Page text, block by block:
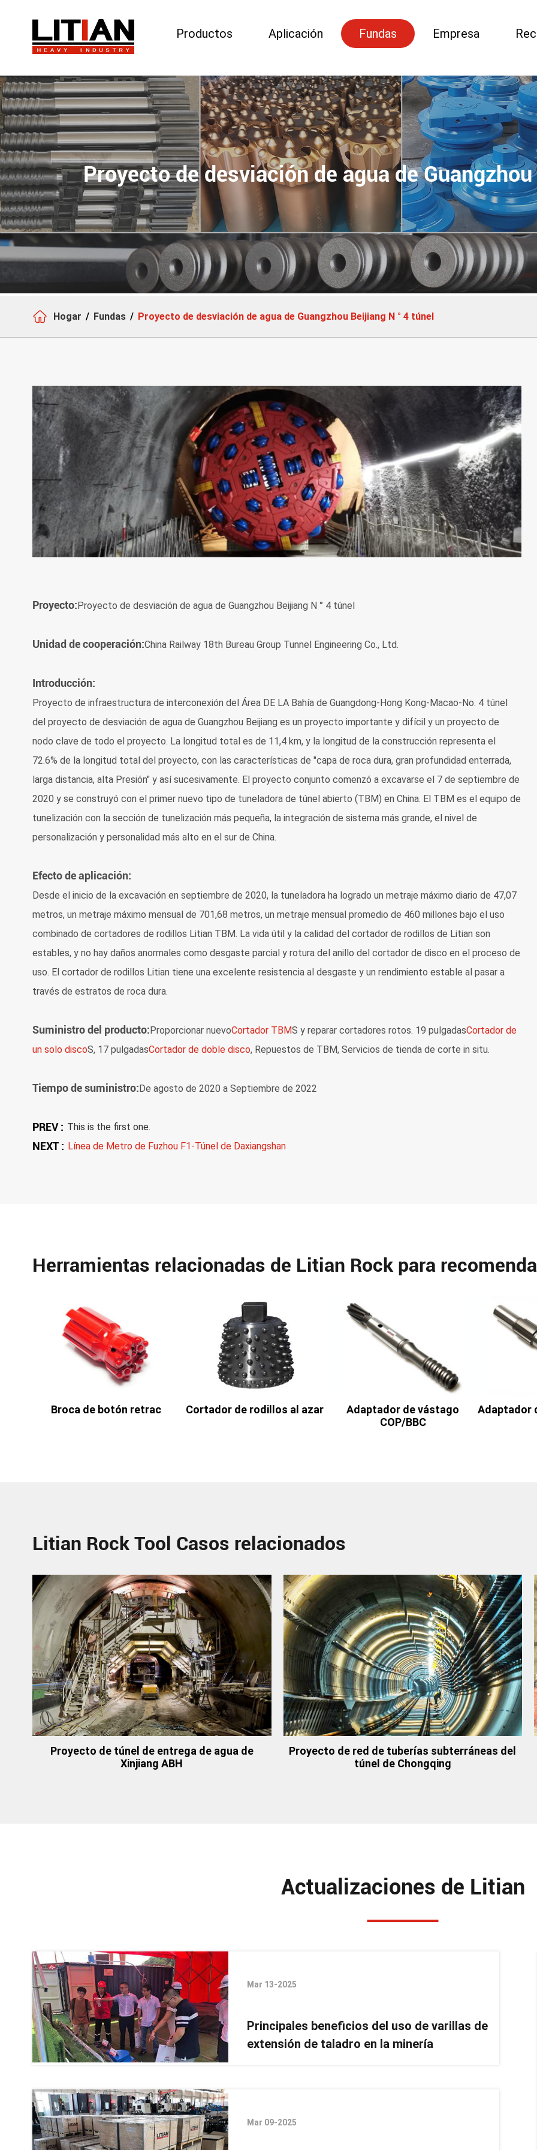
Productos Aplicación Fundas Empresa
HEADER_MOBILE_SEARCH
Proyecto de desviación de agua de
 Hogar Fundas Proyecto de desviación de agua de Guangzhou Beijiang N ° 4 túnel
Proyecto:Proyecto de desviación de agua de Guangzhou Beijiang N ° 4 túnel
Unidad de cooperación:China Railway 18th Bureau Group Tunnel Engineering Co., Ltd.
Introducción:
Proyecto de infraestructura de interconexión del Área DE LA Bahía de Guangdong-Hong Kong-Macao-No. 4 túnel
del proyecto de desviación de agua de Guangzhou Beijiang es un proyecto importante y difícil y un proyecto de
nodo clave de todo el proyecto. La longitud total es de 11,4 km, y la longitud de la construcción representa el
72.6% de la longitud total del proyecto, con las características de "capa de roca dura, gran profundidad enterrada,
larga distancia, alta Presión" y así sucesivamente. El proyecto conjunto comenzó a excavarse el 7 de septiembre de
2020 y se construyó con el primer nuevo tipo de tuneladora de túnel abierto (TBM) en China. El TBM es el equipo de
tunelización con la sección de tunelización más pequeña, la integración de sistema más grande, el nivel de
personalización y personalidad más alto en el sur de China.
Efecto de aplicación:
Desde el inicio de la excavación en septiembre de 2020, la tuneladora ha logrado un metraje máximo diario de 47,07
metros, un metraje máximo mensual de 701,68 metros, un metraje mensual promedio de 460 millones bajo el uso
combinado de cortadores de rodillos Litian TBM. La vida útil y la calidad del cortador de rodillos de Litian son
estables, y no hay daños anormales como desgaste parcial y rotura del anillo del cortador de disco en el proceso de
uso. El cortador de rodillos Litian tiene una excelente resistencia al desgaste y un rendimiento estable al pasar a
través de estratos de roca dura.
Suministro del producto:Proporcionar nuevoCortador TBMS y reparar cortadores rotos. 19 pulgadasCortador de
un solo discoS, 17 pulgadasCortador de doble disco, Repuestos de TBM, Servicios de tienda de corte in situ.
Tiempo de suministro:De agosto de 2020 a Septiembre de 2022
PREV : This is the first one.
NEXT : Línea de Metro de Fuzhou F1-Túnel de Daxiangshan
Herramientas relacionadas de Litian Rock para
Broca de botón retrac Cortador de rodillos al azar
Adaptador de vástago
COP/BBC
Adaptador
Litian Rock Tool Casos relacionados
Proyecto de túnel de entrega de agua de
Xinjiang ABH
Proyecto de red de tuberías subterráneas del
túnel de Chongqing
Actualizaciones de Litian
Mar 13-2025
Principales beneficios del uso de varillas de
extensión de taladro en la minería
Mar 09-2025